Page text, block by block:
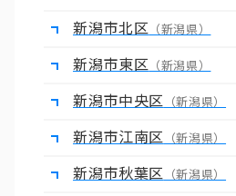
新潟市北区 （新潟県）
新潟市東区 （新潟県）
新潟市中央区 （新潟県）
新潟市江南区 （新潟県）
新潟市秋葉区 （新潟県）